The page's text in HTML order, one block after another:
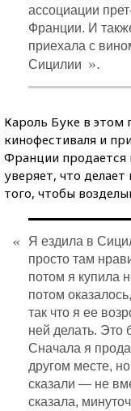
ассоциации
Франции. И
приехала с
Сицилии ».
Кароль Буке в этом
кинофестиваля и
Франции продается
уверяет, что
того, чтобы
«
Я ездила в
просто там
потом я купила
потом
так что я ее
ней делать. Это
Сначала я
другом месте,
сказали — не
сказала,